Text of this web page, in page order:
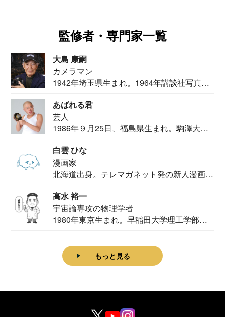
監修者・専門家一覧
大島 康嗣
カメラマン
1942年埼玉県生まれ。1964年講談社写真部
あばれる君
芸人
1986年９月25日、福島県生まれ。駒澤大学
白雲 ひな
漫画家
北海道出身。テレマガネット発の新人漫画
高水 裕一
宇宙論専攻の物理学者
1980年東京生まれ。早稲田大学理工学部物
もっと見る